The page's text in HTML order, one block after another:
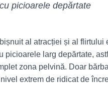
picioarele depărtate
al atracției și al flirtului
picioarele larg depărtate,
zona pelvină. Doar
extrem de ridicat de